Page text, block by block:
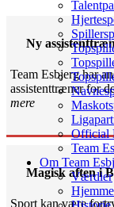
Official
Team
Om Team
Værdier
Ny
Team Esbjerg har
assistenttræner for
mere
Magisk aften i
Sport kan være